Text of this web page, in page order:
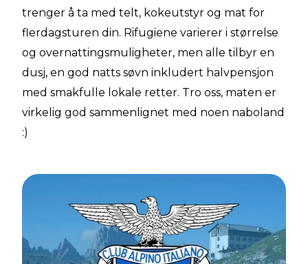
trenger å ta med telt, kokeutstyr og mat for
flerdagsturen din. Rifugiene varierer i størrelse
og overnattingsmuligheter, men alle tilbyr en
dusj, en god natts søvn inkludert halvpensjon
med smakfulle lokale retter. Tro oss, maten er
virkelig god sammenlignet med noen naboland
:)